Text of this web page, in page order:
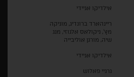
אילדיקו אניידי
ריינהארד ברונדיג, מוניקה
מץ', ניקולאס אלגוזי, מנג
שיה, מורגן אוליבייה
אילדיקו אניידי
גרגיי פאלוש